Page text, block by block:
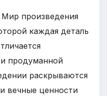
Мир произведения
каждая деталь
продуманной
раскрываются
вечные ценности